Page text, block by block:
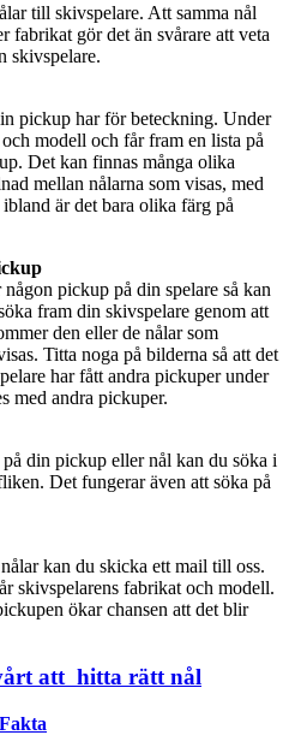
till skivspelare. Att samma nål
fabrikat gör det än svårare att veta
skivspelare.
pickup har för beteckning. Under
modell och får fram en lista på
Det kan finnas många olika
mellan nålarna som visas, med
är det bara olika färg på
pickup på din spelare så kan
fram din skivspelare genom att
den eller de nålar som
Titta noga på bilderna så att det
har fått andra pickuper under
med andra pickuper.
din pickup eller nål kan du söka i
Det fungerar även att söka på
kan du skicka ett mail till oss.
skivspelarens fabrikat och modell.
ökar chansen att det blir
att hitta rätt nål